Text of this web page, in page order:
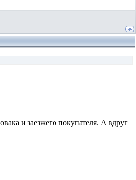
и заезжего покупателя. А вдруг